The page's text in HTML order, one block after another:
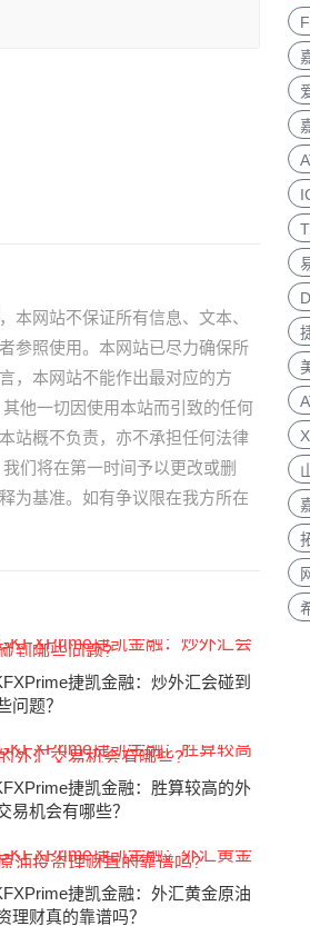
本网站不保证所有信息、文本、
参照使用。本网站已尽力确保所
，本网站不能作出最对应的方
他一切因使用本站而引致的任何
站概不负责，亦不承担任何法律
们将在第一时间予以更改或删
为基准。如有争议限在我方所在
捷凯金融：炒外汇会碰到
问题？
捷凯金融：胜算较高的外
易机会有哪些？
捷凯金融：外汇黄金原油
理财真的靠谱吗？